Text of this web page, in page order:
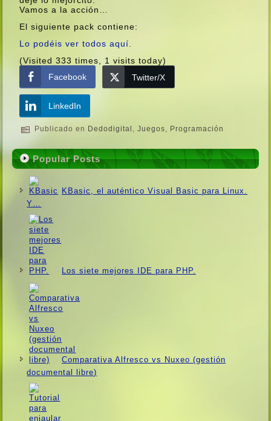
Vamos a la acción…
El siguiente pack contiene:
Lo podéis ver todos aquí­.
(Visited 333 times, 1 visits today)
Facebook
Twitter/X
LinkedIn
Publicado en Dedodigital ,Juegos, Programación
Popular Posts
KBasic, el auténtico Visual Basic para Linux.
Y…
Los siete mejores IDE para PHP.
Comparativa Alfresco vs Nuxeo (gestión
documental libre)